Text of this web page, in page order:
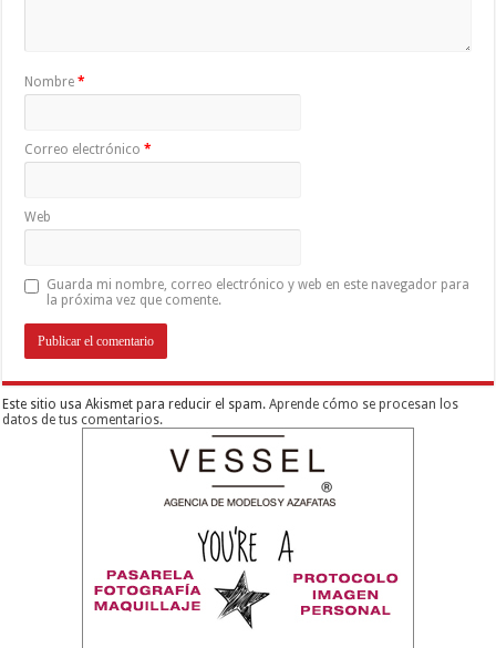
Nombre*
Correo electrónico*
Web
Guarda mi nombre, correo electrónico y web en este navegador para
la próxima vez que comente.
Este sitio usa Akismet para reducir el spam.Aprende cómo se procesan los
datos de tus comentarios.